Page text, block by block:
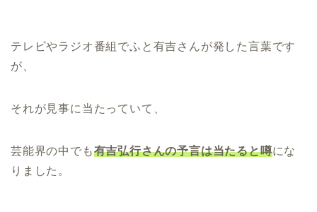
テレビやラジオ番組でふと有吉さんが発した言葉です
が、
それが見事に当たっていて、
芸能界の中でも有吉弘行さんの予言は当たると噂にな
りました。